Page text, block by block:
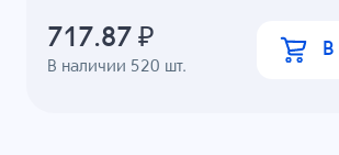
В наличии 520 шт.
717.87 ₽